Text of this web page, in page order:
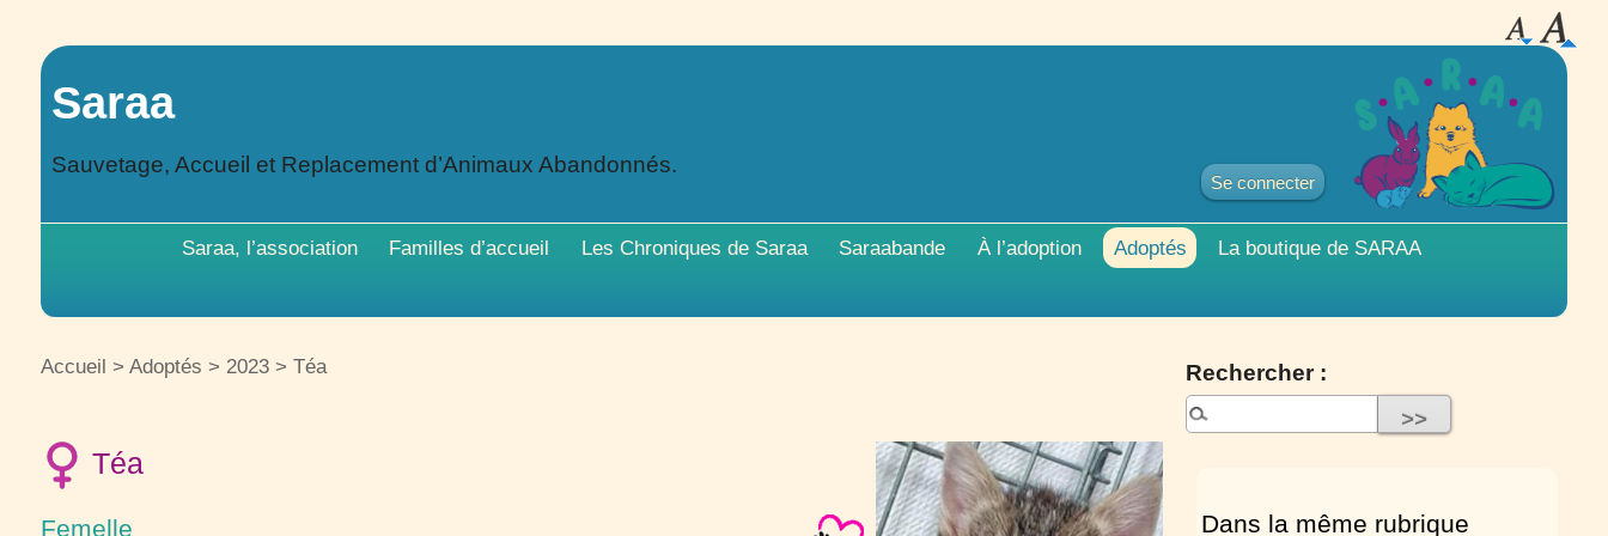
Saraa
Se connecter
Sauvetage, Accueil et Replacement d’Animaux Abandonnés.
Saraa, l’association Familles d’accueil Les Chroniques de Saraa Saraabande À l’adoption Adoptés La boutique de SARAA
Accueil > Adoptés > 2023> Téa
Téa
Femelle
Rechercher :
Dans la même rubrique